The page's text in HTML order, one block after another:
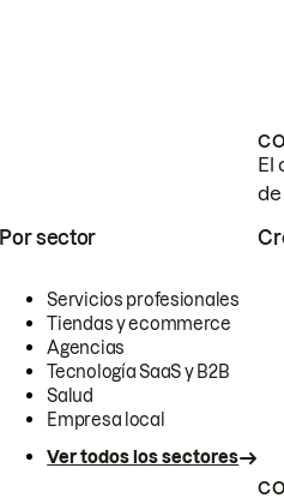
El
de
Por sector
Servicios profesionales
Tiendas y ecommerce
Agencias
Tecnología SaaS y B2B
Salud
Empresa local
Ver todos los sectores